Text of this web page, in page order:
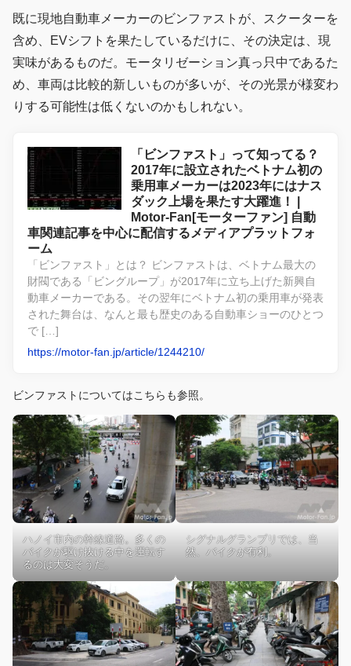
既に現地自動車メーカーのビンファストが、スクーターを
含め、EVシフトを果たしているだけに、その決定は、現
実味があるものだ。モータリゼーション真っ只中であるた
め、車両は比較的新しいものが多いが、その光景が様変わ
りする可能性は低くないのかもしれない。
「ビンファスト」って知ってる？
2017年に設立されたベトナム初の
乗用車メーカーは2023年にはナス
ダック上場を果たす大躍進！ |
Motor-Fan[モーターファン] 自動
車関連記事を中心に配信するメディアプラットフォ
ーム
「ビンファスト」とは？ ビンファストは、ベトナム最大の
財閥である「ビングループ」が2017年に立ち上げた新興自
動車メーカーである。その翌年にベトナム初の乗用車が発表
された舞台は、なんと最も歴史のある自動車ショーのひとつ
で […]
https://motor-fan.jp/article/1244210/
ビンファストについてはこちらも参照。
ハノイ市内の幹線道路。多くの
バイクが駆け抜ける中を運転す
るのは大変そうだ。
シグナルグランプリでは、当
然、バイクが有利。